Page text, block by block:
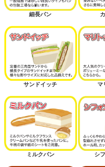
細長パン
サンドイッチ マ
ミルクパン シ